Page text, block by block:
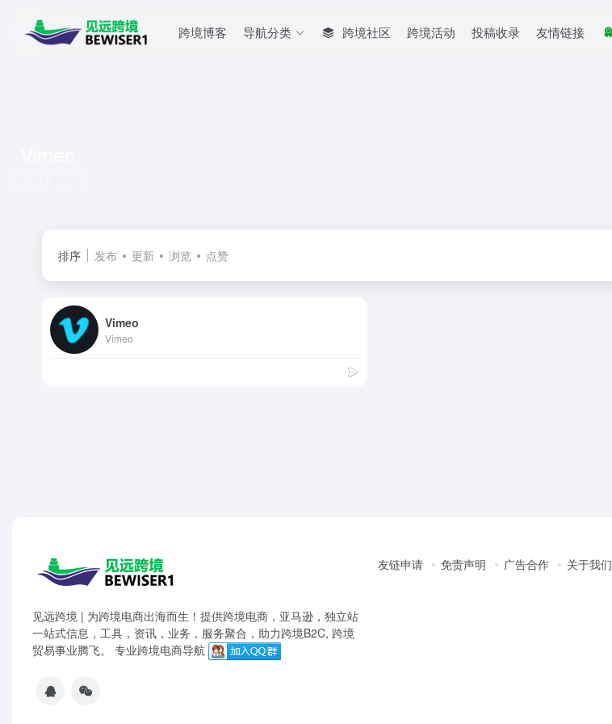
跨境博客 导航分类 跨境社区 跨境活动 投稿收录 友情链接
排序 发布 更新 浏览 点赞
Vimeo
Vimeo
见远跨境 | 为跨境电商出海而生！提供跨境电商，亚马逊，独立站
一站式信息，工具，资讯，业务，服务聚合，助力跨境B2C, 跨境
贸易事业腾飞。 专业跨境电商导航
友链申请 免责声明 广告合作 关于我们